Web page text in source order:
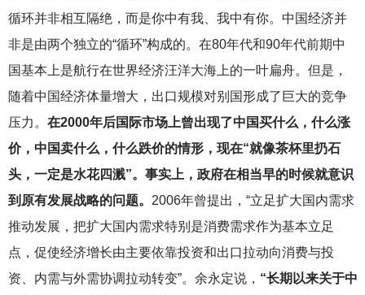
循环并非相互隔绝，而是你中有我、我中有你。中国经济并
非是由两个独立的“循环”构成的。在80年代和90年代前期中
国基本上是航行在世界经济汪洋大海上的一叶扁舟。但是，
随着中国经济体量增大，出口规模对别国形成了巨大的竞争
压力。 在2000年后国际市场上曾出现了中国买什么，什么涨
价，中国卖什么，什么跌价的情形，现在“就像茶杯里扔石
头，一定是水花四溅”。事实上，政府在相当早的时候就意识
到原有发展战略的问题。 2006年曾提出，“立足扩大国内需求
推动发展，把扩大国内需求特别是消费需求作为基本立足
点，促使经济增长由主要依靠投资和出口拉动向消费与投
资、内需与外需协调拉动转变”。余永定说， “长期以来关于中